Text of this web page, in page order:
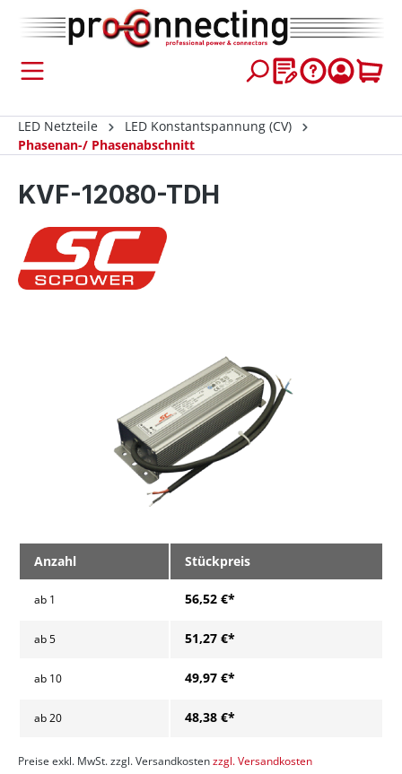
springen
LED Netzteile
LED Konstantspannung (CV)
Phasenan-/ Phasenabschnitt
KVF-12080-TDH
Anzahl Stückpreis
ab 1 56,52 €*
ab5 51,27 €*
ab 10 49,97 €*
ab20 48,38 €*
Preise exkl. MwSt. zzgl. Versandkostenzzgl. Versandkosten